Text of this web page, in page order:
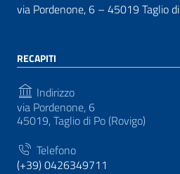
via Pordenone, 6 – 45019 Taglio
RECAPITI
Indirizzo
via Pordenone, 6
45019, Taglio di Po (Rovigo)
Telefono
(+39) 0426349711